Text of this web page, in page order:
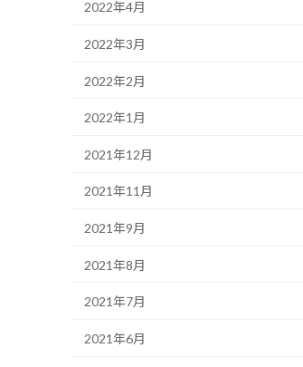
2022年4月
2022年3月
2022年2月
2022年1月
2021年12月
2021年11月
2021年9月
2021年8月
2021年7月
2021年6月